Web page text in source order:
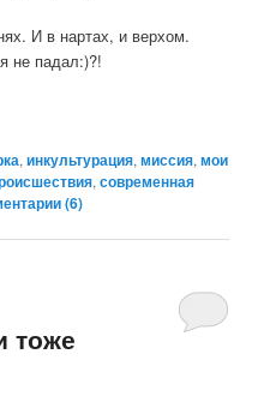
И в нартах, и верхом.
не падал:)?!
,инкультурация,миссия,мои
,современная
(6)
тоже